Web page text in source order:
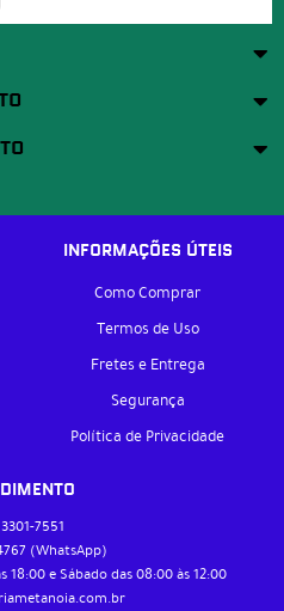
INFORMAÇÕES ÚTEIS
Como Comprar
Termos de Uso
Fretes e Entrega
Segurança
Política de Privacidade
3301-7551
(WhatsApp)
18:00 e Sábado das 08:00 às 12:00